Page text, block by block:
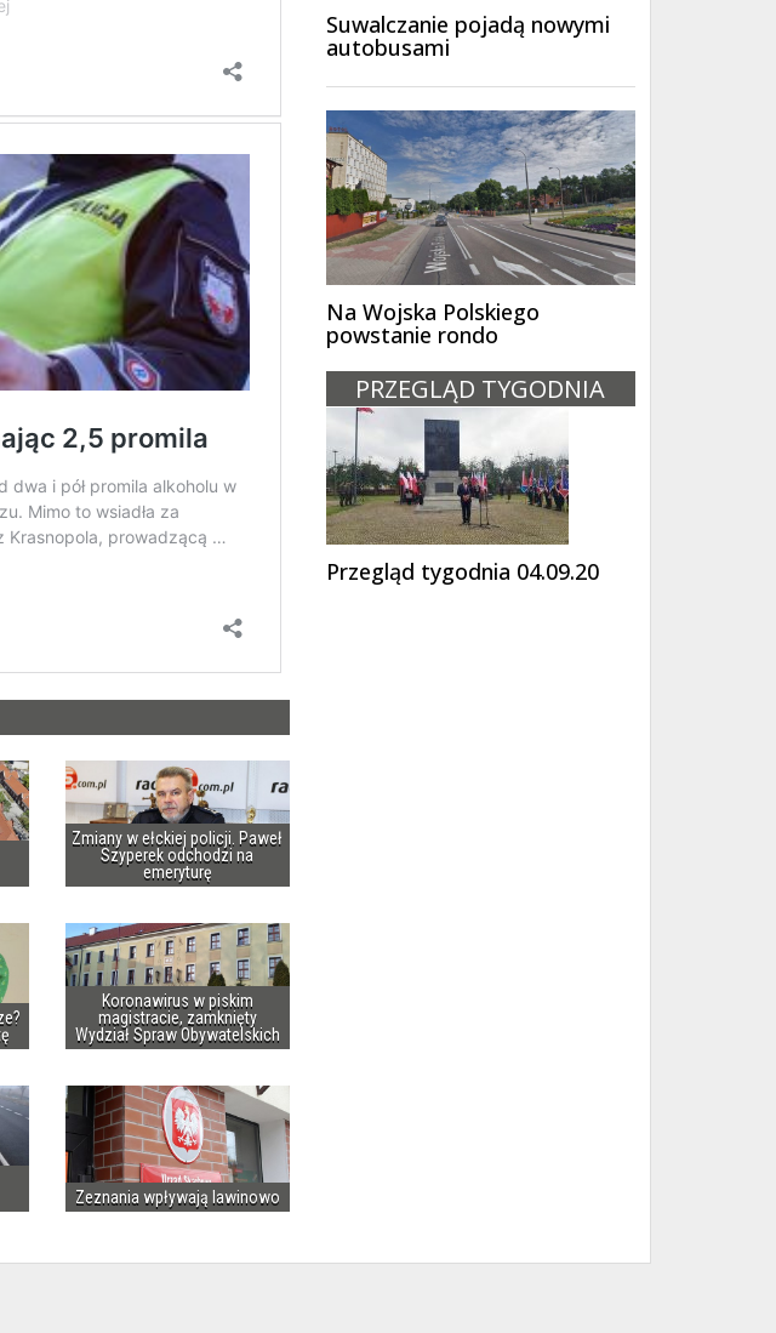
Zmiany w ełckiej policji. Paweł
Szyperek odchodzi na
emeryturę
Koronawirus w piskim
magistracie, zamknięty
Wydział Spraw Obywatelskich
Zeznania wpływają lawinowo
Suwalczanie pojadą nowymi
autobusami
Na Wojska Polskiego
powstanie rondo
PRZEGLĄD TYGODNIA
Przegląd tygodnia 04.09.20